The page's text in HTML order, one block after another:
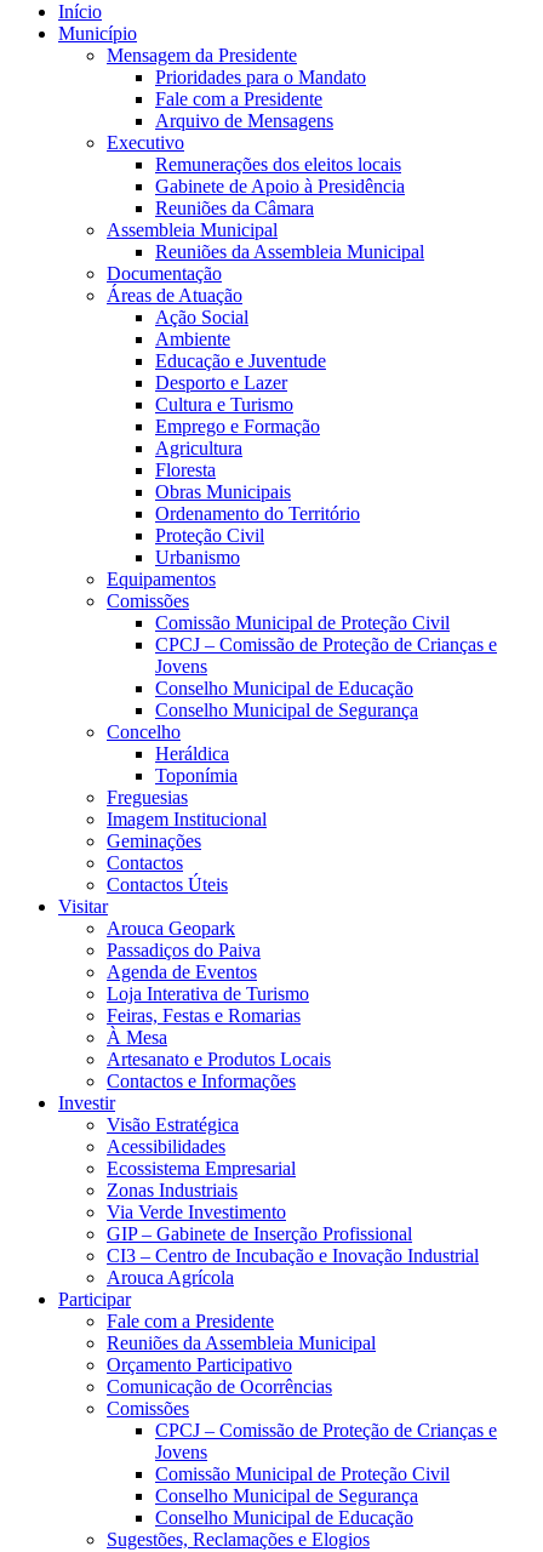
Início
Município
Mensagem da Presidente
Prioridades para o Mandato
Fale com a Presidente
Arquivo de Mensagens
Executivo
Remunerações dos eleitos locais
Gabinete de Apoio à Presidência
Reuniões da Câmara
Assembleia Municipal
Reuniões da Assembleia Municipal
Documentação
Áreas de Atuação
Ação Social
Ambiente
Educação e Juventude
Desporto e Lazer
Cultura e Turismo
Emprego e Formação
Agricultura
Floresta
Obras Municipais
Ordenamento do Território
Proteção Civil
Urbanismo
Equipamentos
Comissões
Comissão Municipal de Proteção Civil
CPCJ – Comissão de Proteção de Crianças e
Jovens
Conselho Municipal de Educação
Conselho Municipal de Segurança
Concelho
Heráldica
Toponímia
Freguesias
Imagem Institucional
Geminações
Contactos
Contactos Úteis
Visitar
Arouca Geopark
Passadiços do Paiva
Agenda de Eventos
Loja Interativa de Turismo
Feiras, Festas e Romarias
À Mesa
Artesanato e Produtos Locais
Contactos e Informações
Investir
Visão Estratégica
Acessibilidades
Ecossistema Empresarial
Zonas Industriais
Via Verde Investimento
GIP – Gabinete de Inserção Profissional
CI3 – Centro de Incubação e Inovação Industrial
Arouca Agrícola
Participar
Fale com a Presidente
Reuniões da Assembleia Municipal
Orçamento Participativo
Comunicação de Ocorrências
Comissões
CPCJ – Comissão de Proteção de Crianças e
Jovens
Comissão Municipal de Proteção Civil
Conselho Municipal de Segurança
Conselho Municipal de Educação
Sugestões, Reclamações e Elogios